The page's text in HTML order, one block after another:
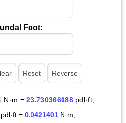
Foot:
N·m =23.730366088pdl·ft;
= 0.0421401N·m;